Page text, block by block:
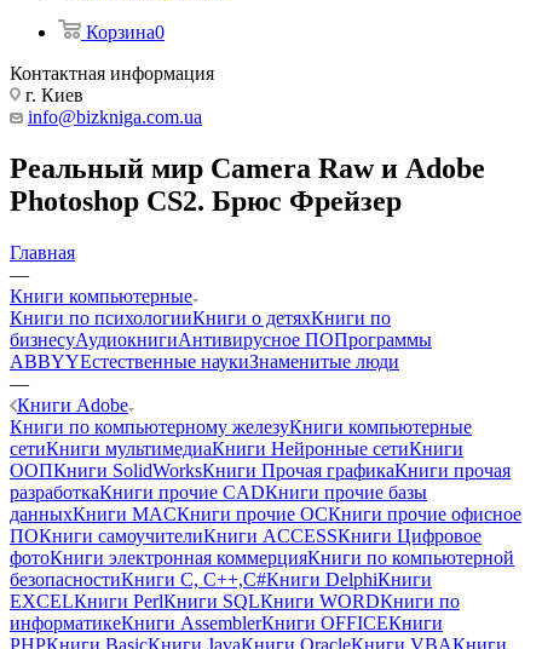
Корзина0
Контактная информация
г. Киев
info@bizkniga.com.ua
Реальный мир Camera Raw и Adobe
Photoshop CS2. Брюс Фрейзер
Главная
—
Книги компьютерные
Книги по психологииКниги о детяхКниги по
бизнесуАудиокнигиАнтивирусное ПОПрограммы
ABBYYЕстественные наукиЗнаменитые люди
—
Книги Adobe
Книги по компьютерному железуКниги компьютерные
сетиКниги мультимедиаКниги Нейронные сетиКниги
ООПКниги SolidWorksКниги Прочая графикаКниги прочая
разработкаКниги прочие CADКниги прочие базы
данныхКниги MACКниги прочие ОСКниги прочие офисное
ПОКниги самоучителиКниги ACCESSКниги Цифровое
фотоКниги электронная коммерцияКниги по компьютерной
безопасностиКниги C, C++,С#Книги DelphiКниги
EXCELКниги PerlКниги SQLКниги WORDКниги по
информатикеКниги AssemblerКниги OFFICEКниги
PHPКниги BasicКниги JavaКниги OracleКниги VBAКниги